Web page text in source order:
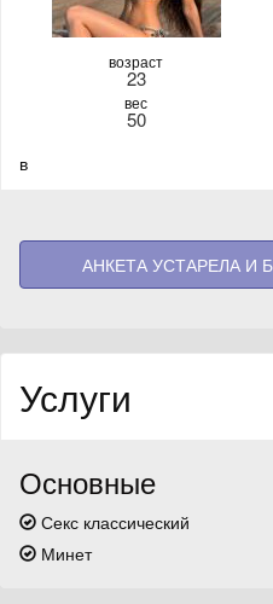
возраст
23
вес
50
в
АНКЕТА УСТАРЕЛА И
Услуги
Основные
Секс классический
Минет